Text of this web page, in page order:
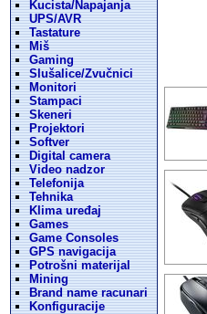
Kucista/Napajanja
UPS/AVR
Tastature
Miš
Gaming
Slušalice/Zvučnici
Monitori
Stampaci
Skeneri
Projektori
Softver
Digital camera
Video nadzor
Telefonija
Tehnika
Klima uređaj
Games
Game Consoles
GPS navigacija
Potrošni materijal
Mining
Brand name racunari
Konfiguracije